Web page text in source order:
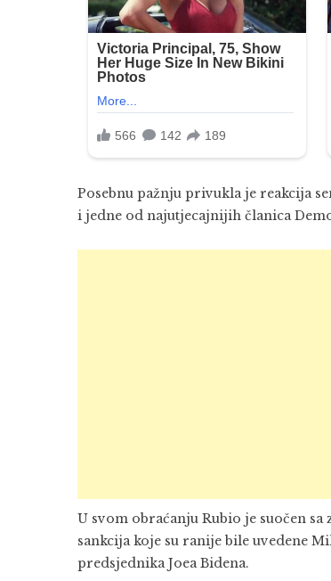
Posebnu pažnju privukla je reakcija
i jedne od najutjecajnijih članica
U svom obraćanju Rubio je suočen
sankcija koje su ranije bile uvedene
predsjednika Joea Bidena.